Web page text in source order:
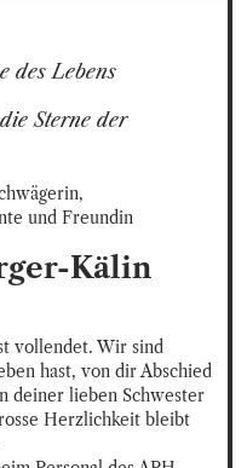
des Lebens
Sterne der
und Freundin
Kälin
vollendet. Wir sind
hast, von dir Abschied
deiner lieben Schwester
Herzlichkeit bleibt